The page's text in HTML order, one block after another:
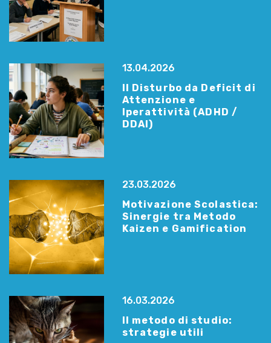
13.04.2026
Il Disturbo da Deficit di
Attenzione e
Iperattività (ADHD /
DDAI)
23.03.2026
Motivazione Scolastica:
Sinergie tra Metodo
Kaizen e Gamification
16.03.2026
Il metodo di studio:
strategie utili